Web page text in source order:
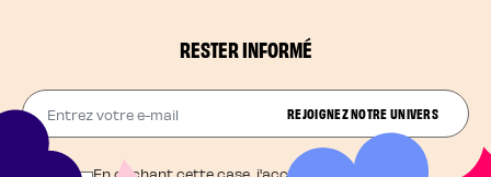
RESTER INFORMÉ
Entrez votre e-mail REJOIGNEZ NOTRE UNIVERS
En cochant cette case, j'accepte de recevoir